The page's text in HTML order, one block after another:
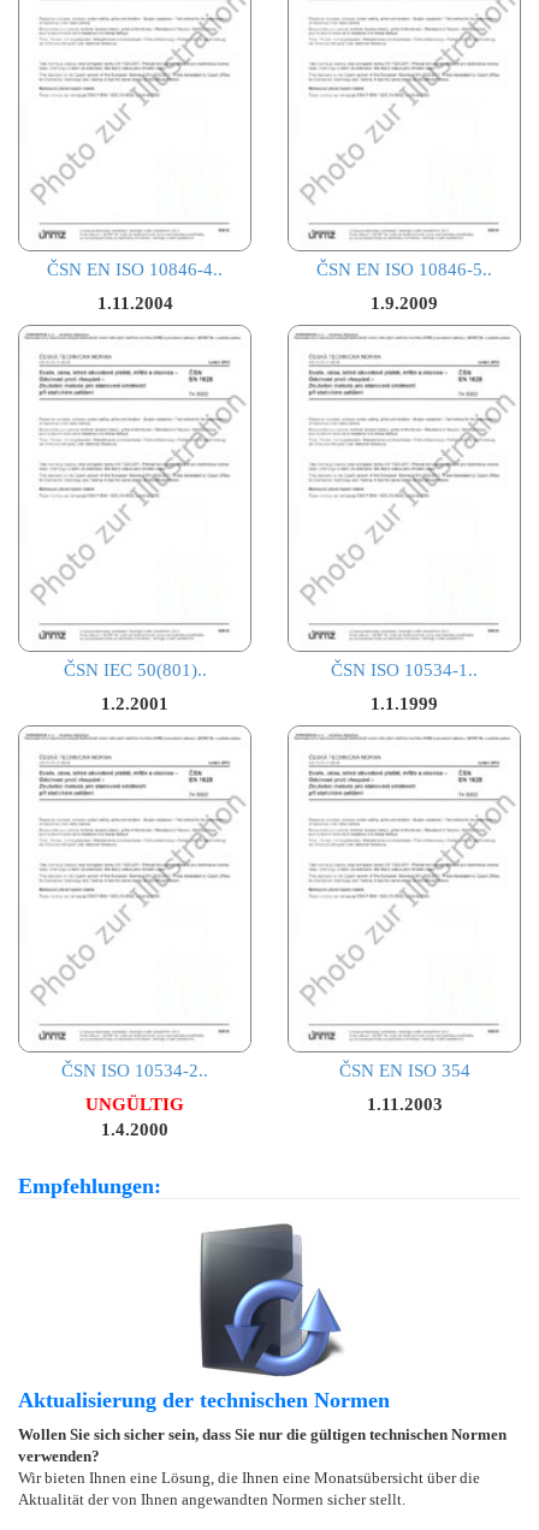
ČSN EN ISO 10846-4..
1.11.2004
ČSN EN ISO 10846-5..
1.9.2009
ČSN IEC 50(801)..
1.2.2001
ČSN ISO 10534-1..
1.1.1999
ČSN ISO 10534-2..
UNGÜLTIG
1.4.2000
ČSN EN ISO 354
1.11.2003
Empfehlungen:
Aktualisierung der technischen Normen
Wollen Sie sich sicher sein, dass Sie nur die gültigen technischen Normen
verwenden?
Wir bieten Ihnen eine Lösung, die Ihnen eine Monatsübersicht über die
Aktualität der von Ihnen angewandten Normen sicher stellt.